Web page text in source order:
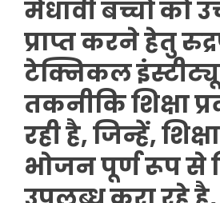
मेधावी बच्चों को
प्राप्त करने हेतु
टेक्निकल
तकनीकि शिक्षा
रही है, जिन्हें,
भोजन पूर्ण रूप से